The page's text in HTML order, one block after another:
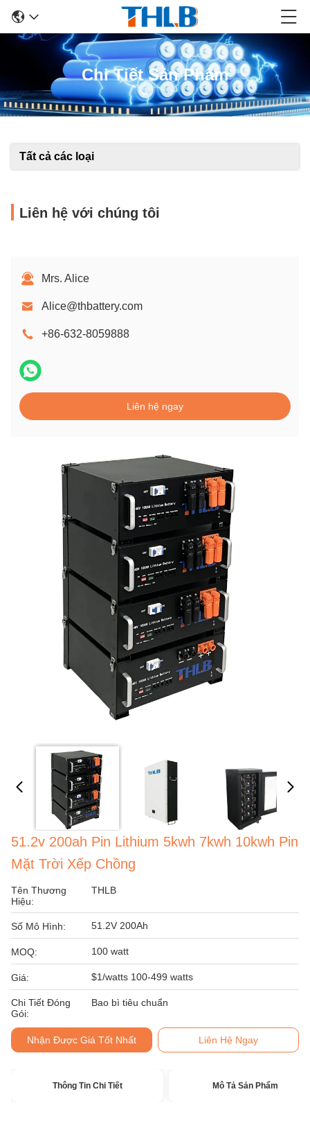
Chi Tiết Sản Phẩm
Tất cả các loại
Liên hệ với chúng tôi
Mrs. Alice
Alice@thbattery.com
+86-632-8059888
Liên hệ ngay
51.2v 200ah Pin Lithium 5kwh 7kwh 10kwh Pin
Mặt Trời Xếp Chồng
Tên Thương
Hiệu:
THLB
Số Mô Hình: 51.2V 200Ah
MOQ: 100 watt
Giá: $1/watts 100-499 watts
Chi Tiết Đóng
Gói:
Bao bì tiêu chuẩn
Nhận Được Giá Tốt Nhất Liên Hệ Ngay
Thông Tin Chi Tiết Mô Tả Sản Phẩm